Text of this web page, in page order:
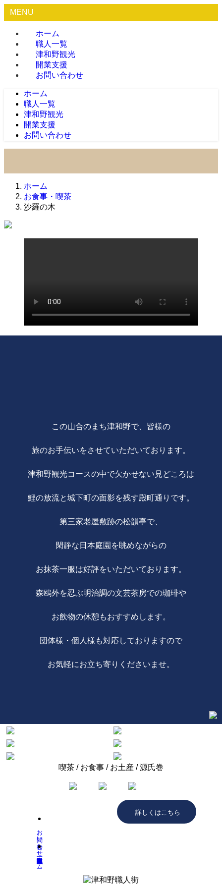
MENU
ホーム
職人一覧
津和野観光
開業支援
お問い合わせ
ホーム
職人一覧
津和野観光
開業支援
お問い合わせ
ホーム
お食事・喫茶
沙羅の木
この山合のまち津和野で、皆様の
旅のお手伝いをさせていただいております。
津和野観光コースの中で欠かせない見どころは
鯉の放流と城下町の面影を残す殿町通りです。
第三家老屋敷跡の松韻亭で、
閑静な日本庭園を眺めながらの
お抹茶一服は好評をいただいております。
森鴎外を忍ぶ明治調の文芸茶房での珈琲や
お飲物の休憩もおすすめします。
団体様・個人様も対応しておりますので
お気軽にお立ち寄りくださいませ。
喫茶 / お食事 / お土産 / 源氏巻
詳しくはこちら
お問い合わせ
ホーム